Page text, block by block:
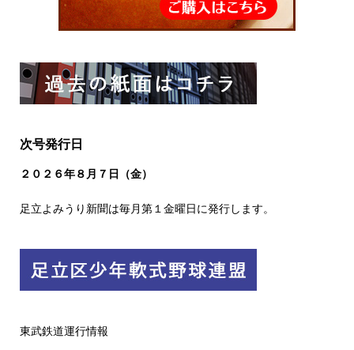
次号発行日
２０２６年８ 月７日（金）
足立よみうり新聞は毎月第１金曜日に発行します。
東武鉄道運行情報